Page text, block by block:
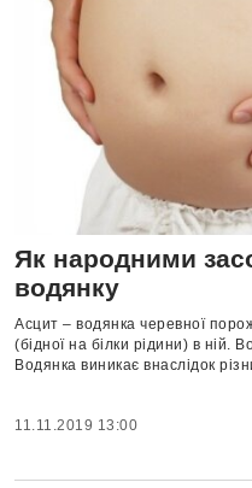
Як народними
водянку
Асцит – водянка черевної
(бідної на білки рідини) в ній.
Водянка виникає внаслідок
11.11.2019 13:00